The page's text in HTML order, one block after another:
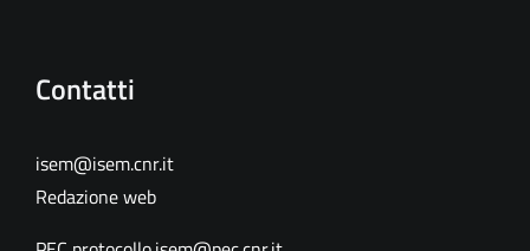
Contatti
isem@isem.cnr.it
Redazione web